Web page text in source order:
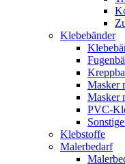
Klebebänder
Masker
Masker
PVC-
Klebstoffe
Malerbedarf